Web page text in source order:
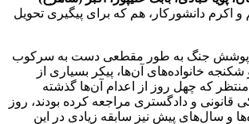
اکرم دانشورکار، هم که برای پیگیری تحویل
توانست در پوشش جنگ به طور مقطعی دست به سرکوب
بر اعدام زندانیان، جهت آزار و شکنجه‌ خانواده‌های آن‌ها، پیکر بسیاری از
منتظر که چهل روز از اعدام آن‌ها گذشته
قانونی و دادگستری مراجعه کرده بودند، روز
و سال‌های پیش نیز سابقه زیادی در این